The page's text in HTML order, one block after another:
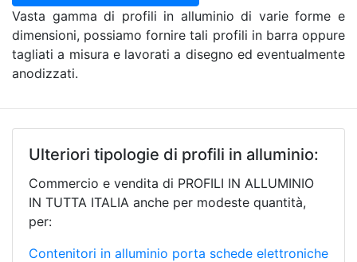
Vasta gamma di profili in alluminio di varie forme e
dimensioni, possiamo fornire tali profili in barra oppure
tagliati a misura e lavorati a disegno ed eventualmente
anodizzati.
Ulteriori tipologie di profili in alluminio:
Commercio e vendita di PROFILI IN ALLUMINIO
IN TUTTA ITALIA anche per modeste quantità,
per:
Contenitori in alluminio porta schede elettroniche